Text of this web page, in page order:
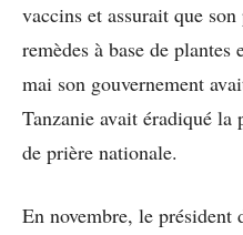
vaccins et assurait que son
remèdes à base de
mai son gouvernement
Tanzanie avait éradiqué la
de prière nationale.
En novembre, le président